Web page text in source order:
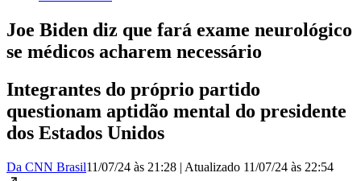
Joe Biden diz que fará exame neurológico
se médicos acharem necessário
Integrantes do próprio partido
questionam aptidão mental do presidente
dos Estados Unidos
Da CNN Brasil11/07/24 às 21:28 | Atualizado 11/07/24 às 22:54